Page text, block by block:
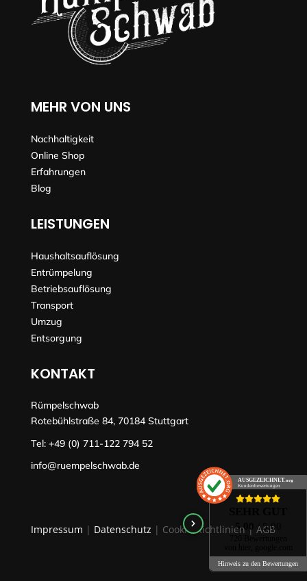
AUSGEZEICHNET.org
Kundenbewertungen
5.00 / 5.00
Hinweis zu den Bewertungen
MEHR VON UNS
Nachhaltigkeit
Online Shop
Erfahrungen
Blog
LEISTUNGEN
Haushaltsauflösung
Entrümpelung
Betriebsauflösung
Transport
Umzug
Entsorgung
KONTAKT
Rümpelschwab
Rotebühlstraße 84, 70184 Stuttgart
Tel: +49 (0) 711-122 794 52
info@ruempelschwab.de
Impressum | Datenschutz | Cookie-Richtlinien | AGB